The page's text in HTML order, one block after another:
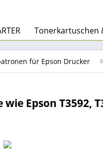
Tonerkartuschen
für Epson Drucker
Epson T3592,